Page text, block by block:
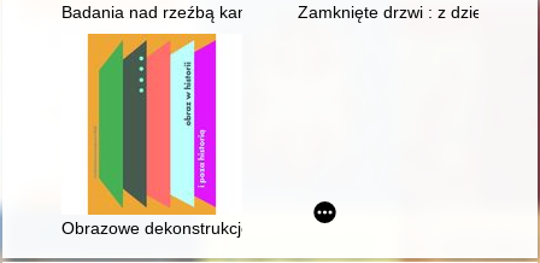
Badania nad rzeźbą kamienną na terenach księstwa
Zamknięte drzwi : z dziejów
Obrazowe dekonstrukcje matematyki : (a)historyczność